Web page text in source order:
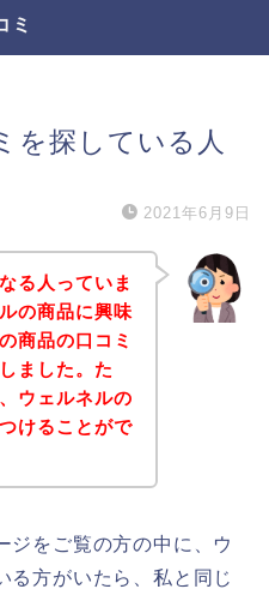
ミ
を探している人
2021年6月9日
る人っていま
の商品に興味
商品の口コミ
ました。た
ウェルネルの
けることがで
ジをご覧の方の中に、ウ
る方がいたら、私と同じ